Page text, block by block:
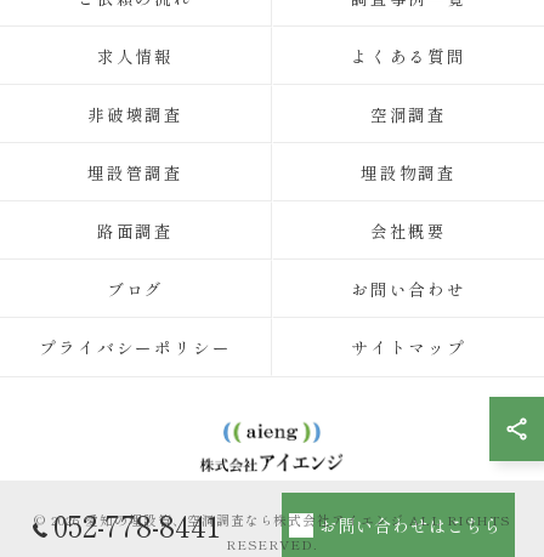
052-778-8441 お問い合わせはこちら
求人情報 よくある質問
非破壊調査 空洞調査
埋設管調査 埋設物調査
路面調査 会社概要
ブログ お問い合わせ
プライバシーポリシー サイトマップ
© 2026 愛知の埋設管、空洞調査なら株式会社アイエンジ ALL RIGHTS
RESERVED.